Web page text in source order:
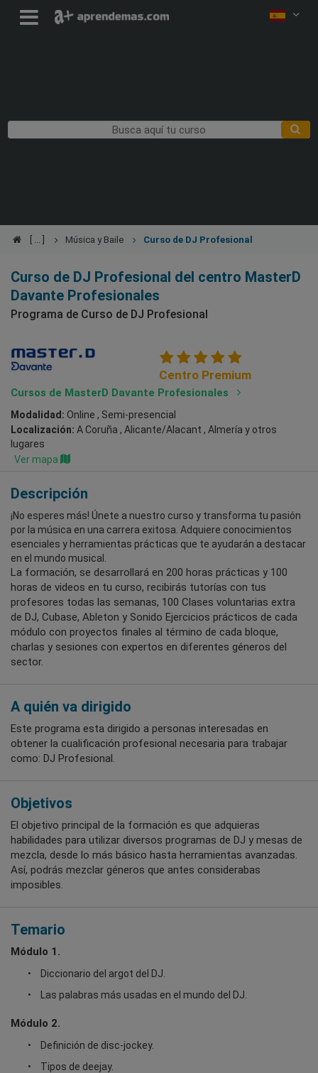
Música y Baile Curso de DJ Profesional
Curso de DJ Profesional del centro MasterD
Davante Profesionales
Programa de Curso de DJ Profesional
Centro Premium
Cursos de MasterD Davante Profesionales
Modalidad: Online , Semi-presencial
Localización: A Coruña , Alicante/Alacant , Almería y otros
lugares
Ver mapa
Descripción
¡No esperes más! Únete a nuestro curso y transforma tu pasión
por la música en una carrera exitosa. Adquiere conocimientos
esenciales y herramientas prácticas que te ayudarán a destacar
en el mundo musical.
La formación, se desarrollará en 200 horas prácticas y 100
horas de videos en tu curso, recibirás tutorías con tus
profesores todas las semanas, 100 Clases voluntarias extra
de DJ, Cubase, Ableton y Sonido Ejercicios prácticos de cada
módulo con proyectos finales al término de cada bloque,
charlas y sesiones con expertos en diferentes géneros del
sector.
A quién va dirigido
Este programa esta dirigido a personas interesadas en
obtener la cualificación profesional necesaria para trabajar
como: DJ Profesional.
Objetivos
El objetivo principal de la formación es que adquieras
habilidades para utilizar diversos programas de DJ y mesas de
mezcla, desde lo más básico hasta herramientas avanzadas.
Así, podrás mezclar géneros que antes considerabas
imposibles.
Temario
Módulo 1.
Diccionario del argot del DJ.
Las palabras más usadas en el mundo del DJ.
Módulo 2.
Definición de disc-jockey.
Tipos de deejay.